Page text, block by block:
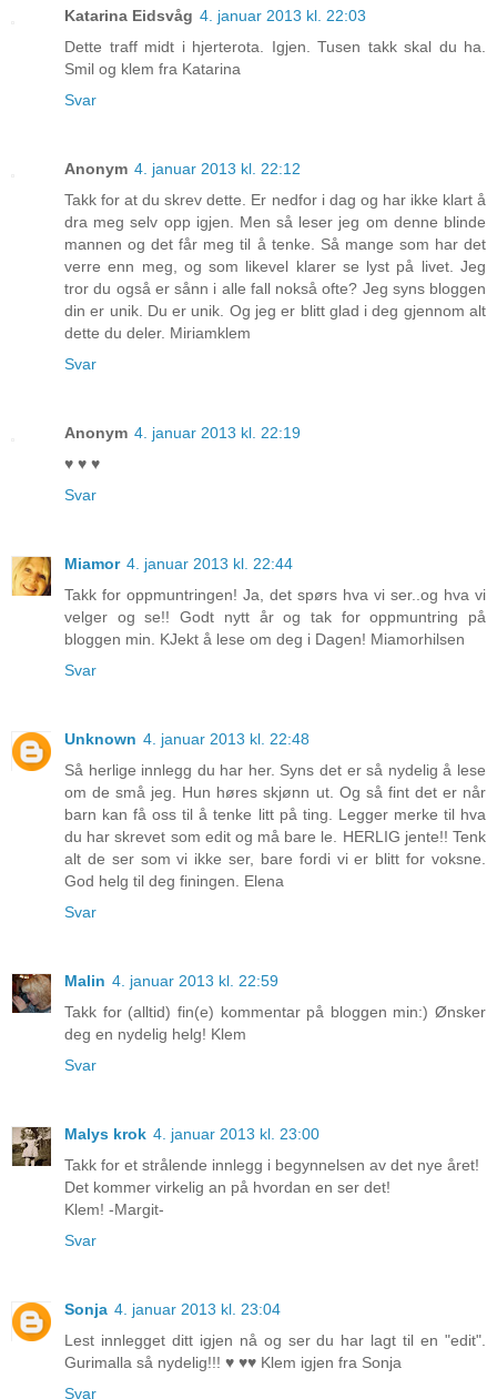
Katarina Eidsvåg 4. januar 2013 kl. 22:03
Dette traff midt i hjerterota. Igjen. Tusen takk skal du ha.
Smil og klem fra Katarina
Svar
Anonym 4. januar 2013 kl. 22:12
Takk for at du skrev dette. Er nedfor i dag og har ikke klart å
dra meg selv opp igjen. Men så leser jeg om denne blinde
mannen og det får meg til å tenke. Så mange som har det
verre enn meg, og som likevel klarer se lyst på livet. Jeg
tror du også er sånn i alle fall nokså ofte? Jeg syns bloggen
din er unik. Du er unik. Og jeg er blitt glad i deg gjennom alt
dette du deler. Miriamklem
Svar
Anonym 4. januar 2013 kl. 22:19
♥ ♥ ♥
Svar
Miamor 4. januar 2013 kl. 22:44
Takk for oppmuntringen! Ja, det spørs hva vi ser..og hva vi
velger og se!! Godt nytt år og tak for oppmuntring på
bloggen min. KJekt å lese om deg i Dagen! Miamorhilsen
Svar
Unknown 4. januar 2013 kl. 22:48
Så herlige innlegg du har her. Syns det er så nydelig å lese
om de små jeg. Hun høres skjønn ut. Og så fint det er når
barn kan få oss til å tenke litt på ting. Legger merke til hva
du har skrevet som edit og må bare le. HERLIG jente!! Tenk
alt de ser som vi ikke ser, bare fordi vi er blitt for voksne.
God helg til deg finingen. Elena
Svar
Malin 4. januar 2013 kl. 22:59
Takk for (alltid) fin(e) kommentar på bloggen min:) Ønsker
deg en nydelig helg! Klem
Svar
Malys krok 4. januar 2013 kl. 23:00
Takk for et strålende innlegg i begynnelsen av det nye året!
Det kommer virkelig an på hvordan en ser det!
Klem! -Margit-
Svar
Sonja 4. januar 2013 kl. 23:04
Lest innlegget ditt igjen nå og ser du har lagt til en "edit".
Gurimalla så nydelig!!! ♥ ♥♥ Klem igjen fra Sonja
Svar